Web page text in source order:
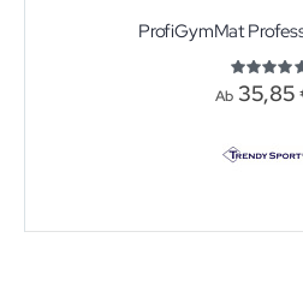
ProfiGymMat
Ab 35,85